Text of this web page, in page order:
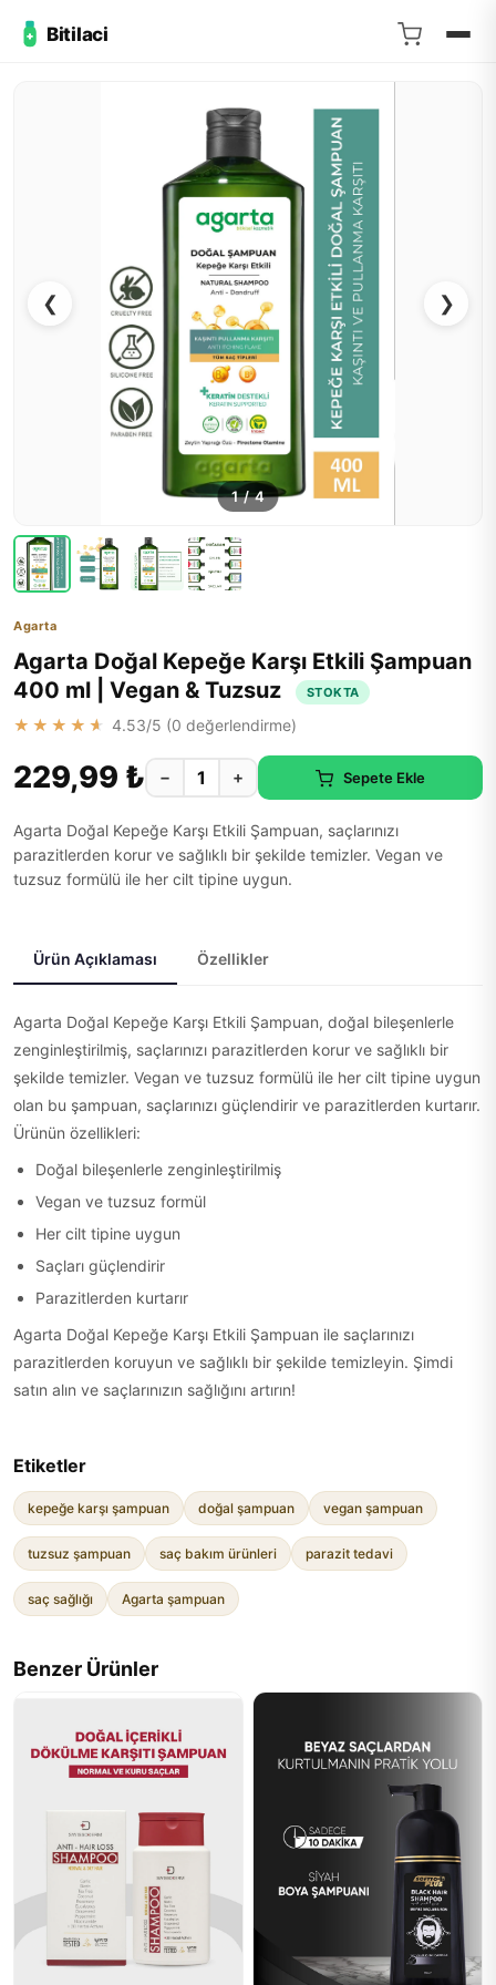
Bitilaci
❮ ❯
1/4
Agarta
Agarta Doğal Kepeğe Karşı Etkili Şampuan
400 ml | Vegan & Tuzsuz
STOKTA
★★★★★ 4.53/5 (0 değerlendirme)
229,99 ₺ − + Sepete Ekle
Agarta Doğal Kepeğe Karşı Etkili Şampuan, saçlarınızı
parazitlerden korur ve sağlıklı bir şekilde temizler. Vegan ve
tuzsuz formülü ile her cilt tipine uygun.
Ürün Açıklaması Özellikler
Agarta Doğal Kepeğe Karşı Etkili Şampuan, doğal bileşenlerle
zenginleştirilmiş, saçlarınızı parazitlerden korur ve sağlıklı bir
şekilde temizler. Vegan ve tuzsuz formülü ile her cilt tipine uygun
olan bu şampuan, saçlarınızı güçlendirir ve parazitlerden kurtarır.
Ürünün özellikleri:
Doğal bileşenlerle zenginleştirilmiş
Vegan ve tuzsuz formül
Her cilt tipine uygun
Saçları güçlendirir
Parazitlerden kurtarır
Agarta Doğal Kepeğe Karşı Etkili Şampuan ile saçlarınızı
parazitlerden koruyun ve sağlıklı bir şekilde temizleyin. Şimdi
satın alın ve saçlarınızın sağlığını artırın!
Etiketler
kepeğe karşı şampuan doğal şampuan vegan şampuan
tuzsuz şampuan saç bakım ürünleri parazit tedavi
saç sağlığı Agarta şampuan
Benzer Ürünler